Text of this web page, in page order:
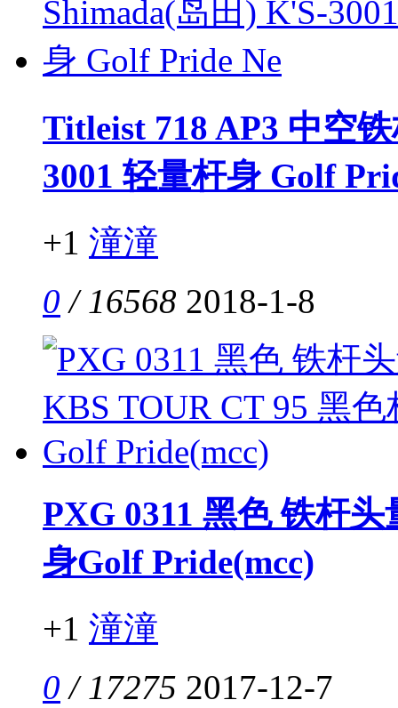
Titleist 718 AP3 中空
3001 轻量杆身 Golf
+1 潼潼
0 / 16568 2018-1-8
PXG 0311 黑色 铁杆
身Golf Pride(mcc)
+1 潼潼
0 / 17275 2017-12-7